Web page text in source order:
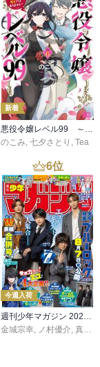
,転
新着
悪役令嬢レベル99 ～私は裏ボスですが魔王ではありません～ その６
のこみ, 七夕さとり , Tea
6位
今週入荷
金城宗幸
ノ村優介 真島ヒロ